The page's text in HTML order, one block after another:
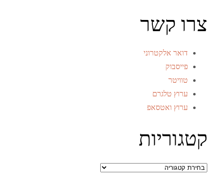
צרו קשר
דואר אלקטרוני
פייסבוק
טוויטר
ערוץ טלגרם
ערוץ ואטסאפ
קטגוריות
קטגוריות